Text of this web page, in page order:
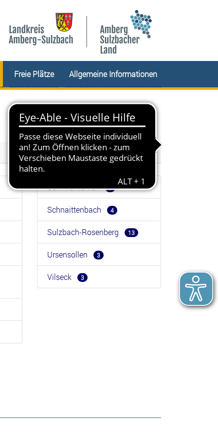
Freie Plätze Allgemeine Informationen
Schmidmühlen 1
Schnaittenbach 4
Sulzbach-Rosenberg 13
Ursensollen 3
Vilseck 3